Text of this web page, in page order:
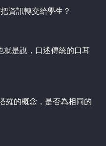
資訊轉交給學生？
就是說，口述傳統的口耳
羅的概念，是否為相同的